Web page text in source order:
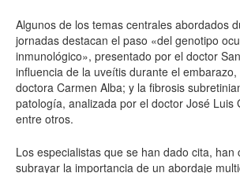
Algunos de los temas centrales abordados
jornadas destacan el paso «del genotipo
inmunológico», presentado por el doctor
influencia de la uveítis durante el
doctora Carmen Alba; y la fibrosis
patología, analizada por el doctor José Luis
entre otros.
Los especialistas que se han dado cita, han
subrayar la importancia de un abordaje